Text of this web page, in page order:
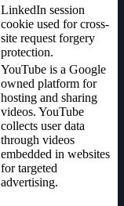
LinkedIn session
cookie used for cross-
site request forgery
protection.
YouTube is a Google
owned platform for
hosting and sharing
videos. YouTube
collects user data
through videos
embedded in websites
for targeted
advertising.